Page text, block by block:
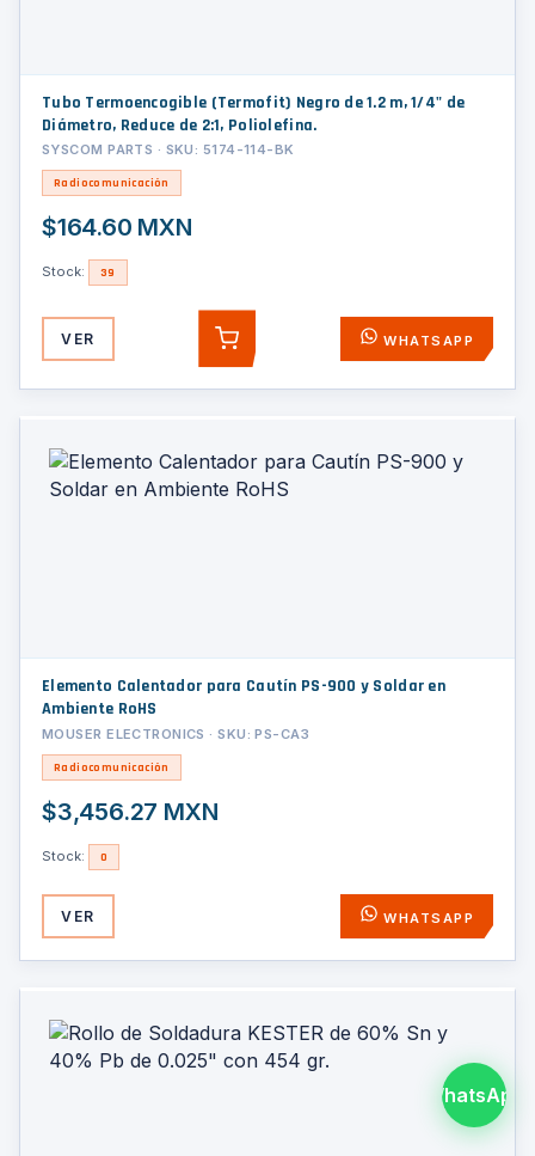
Tubo Termoencogible (Termofit) Negro de 1.2 m, 1/4" de
Diámetro, Reduce de 2:1, Poliolefina.
SYSCOM PARTS · SKU: 5174-114-BK
Radiocomunicación
$164.60 MXN
Stock: 39
VER AGREGAR WHATSAPP
Elemento Calentador para Cautín PS-900 y Soldar en
Ambiente RoHS
MOUSER ELECTRONICS · SKU: PS-CA3
Radiocomunicación
$3,456.27 MXN
Stock: 0
VER WHATSAPP
WhatsApp